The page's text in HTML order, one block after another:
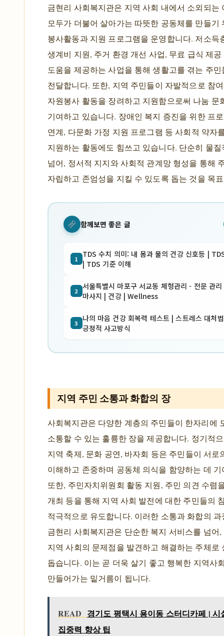
금현리 사회복지관은 지역 사회 내에서 소외되는
모두가 더불어 살아가는 따뜻한 공동체를 만들기
봉사활동과 지원 프로그램을 운영합니다. 저소득
생계비 지원, 주거 환경 개선 사업, 무료 급식 제
도움을 제공하는 사업을 통해 생활고를 겪는 주
전달합니다. 또한, 지역 주민들이 자발적으로 참
자원봉사 활동을 장려하고 지원함으로써 나눔 문
기여하고 있습니다. 장애인 복지 증진을 위한 프
연계, 다문화 가정 지원 프로그램 등 사회적 약자
지원하는 활동에도 힘쓰고 있습니다. 단순히 물
넘어, 정서적 지지와 사회적 관계망 형성을 통해
자립하고 존엄성을 지킬 수 있도록 돕는 것을 목
함께보면 좋은 글
1 TDS 수치 의미: 내 몸과 물의 건강 신호등 |
| TDS 기준 이해
2 서울특별시 마포구 서교동 체형관리 - 전문 관
마사지 | 건강 | Wellness
3 나의 마음 건강 회복력 테스트 | 스트레스 대처
긍정적 사고방식
지역 주민 소통과 화합의 장
사회복지관은 다양한 계층의 주민들이 한자리에
소통할 수 있는 훌륭한 장을 제공합니다. 정기적
지역 축제, 문화 공연, 바자회 등은 주민들이 서로
이해하고 존중하며 공동체 의식을 함양하는 데
또한, 주민자치위원회 활동 지원, 주민 의견 수렴
개최 등을 통해 지역 사회 발전에 대한 주민들의
적극적으로 유도합니다. 이러한 소통과 화합의
금현리 사회복지관은 단순한 복지 서비스를 넘어
지역 사회의 문제점을 발견하고 해결하는 주체로
돕습니다. 이는 곧 더욱 살기 좋고 행복한 지역사
만들어가는 밑거름이 됩니다.
READ 경기도 평택시 용이동 스터디카페 | 시
집중력 향상 팁